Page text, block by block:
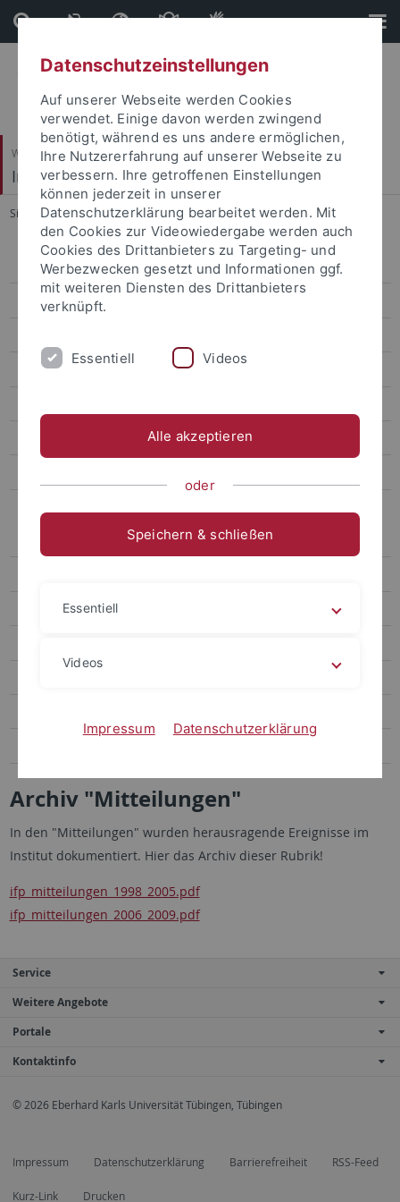
Direkt
zum
Inhalt
Direkt
zur
Fußleiste
Wirtschafts- und Sozialwissenschaftliche Fakultät
Institut für Politikwissenschaft
Sie sind hier: Startseite ... Archiv der Mitteilungen
Das Institut von A bis Z
Studienberatung
Anleitungen
TEA-Gastprofessur
Archiv "Mitteilungen"
In den "Mitteilungen" wurden herausragende Ereignisse im
Institut dokumentiert. Hier das Archiv dieser Rubrik!
ifp_mitteilungen_1998_2005.pdf
ifp_mitteilungen_2006_2009.pdf
Service
Weitere Angebote
Portale
Kontaktinfo
© 2026 Eberhard Karls Universität Tübingen, Tübingen
Impressum Datenschutzerklärung Barrierefreiheit RSS-Feed
Kurz-Link Drucken
Datenschutzeinstellungen
Auf unserer Webseite werden Cookies
verwendet. Einige davon werden zwingend
benötigt, während es uns andere ermöglichen,
Ihre Nutzererfahrung auf unserer Webseite zu
verbessern. Ihre getroffenen Einstellungen
können jederzeit in unserer
Datenschutzerklärung bearbeitet werden. Mit
den Cookies zur Videowiedergabe werden auch
Cookies des Drittanbieters zu Targeting- und
Werbezwecken gesetzt und Informationen ggf.
mit weiteren Diensten des Drittanbieters
verknüpft.
Essentiell Videos
Alle akzeptieren
oder
Speichern & schließen
Essentiell
Videos
Impressum Datenschutzerklärung